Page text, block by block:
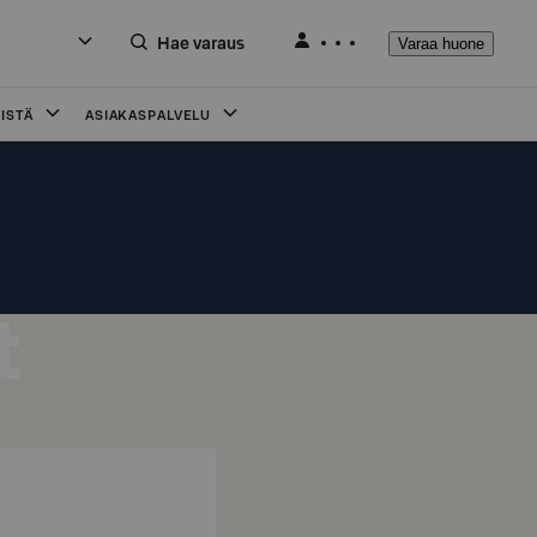
Hae varaus Varaa huone
ASIAKASPALVELU